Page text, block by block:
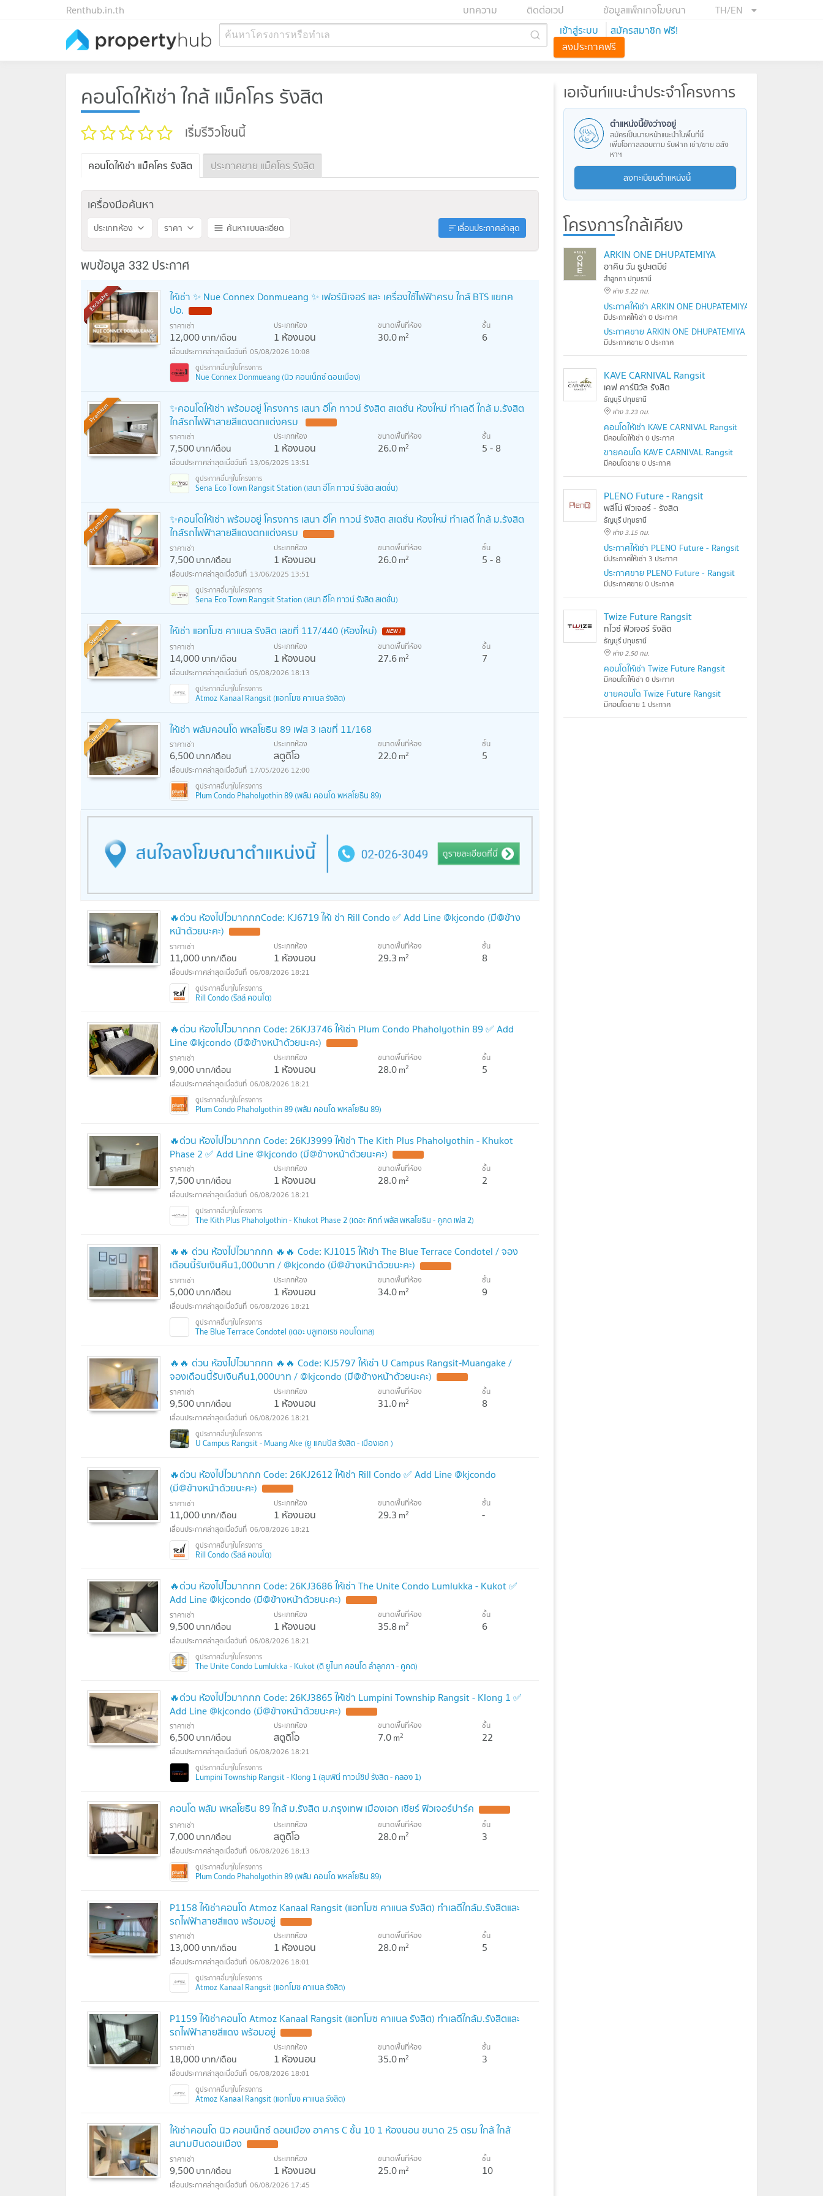
TH/EN
ข้อมูลแพ็กเกจโฆษณา
ติดต่อเวป
บทความ
Renthub.in.th
ค้นหาโครงการหรือทำเล เข้าสู่ระบบ
สมัครสมาชิก ฟรี!
ลงประกาศฟรี
คอนโดให้เช่า ใกล้ แม็คโคร รังสิต
เริ่มรีวิวโซนนี้
คอนโดให้เช่า แม็คโคร รังสิต ประกาศขาย แม็คโคร รังสิต
เครื่องมือค้นหา
ประเภทห้อง ราคา ค้นหาแบบละเอียด เลื่อนประกาศล่าสุด
พบข้อมูล 332 ประกาศ
Exclusive
ให้เช่า ✨ Nue Connex Donmueang ✨ เฟอร์นิเจอร์ และ เครื่องใช้ไฟฟ้าครบ ใกล้ BTS แยกค
ปอ.
ราคาเช่า
12,000บาท/เดือน
ประเภทห้อง
1 ห้องนอน
ขนาดพื้นที่ห้อง
30.0m2
ชั้น
6
05/08/2026 10:08
Nue Connex Donmueang (นิว คอนเน็กซ์ ดอนเมือง)
Premium
✨คอนโดให้เช่า พร้อมอยู่ โครงการ เสนา อีโค ทาวน์ รังสิต สเตชั่น ห้องใหม่ ทำเลดี ใกล้ ม.รังสิต
ใกล้รถไฟฟ้าสายสีแดงตกแต่งครบ
ราคาเช่า
7,500บาท/เดือน
ประเภทห้อง
1 ห้องนอน
ขนาดพื้นที่ห้อง
26.0m2
ชั้น
5 - 8
13/06/2025 13:51
Sena Eco Town Rangsit Station (เสนา อีโค ทาวน์ รังสิต สเตชั่น)
Premium
✨คอนโดให้เช่า พร้อมอยู่ โครงการ เสนา อีโค ทาวน์ รังสิต สเตชั่น ห้องใหม่ ทำเลดี ใกล้ ม.รังสิต
ใกล้รถไฟฟ้าสายสีแดงตกแต่งครบ
ราคาเช่า
7,500บาท/เดือน
ประเภทห้อง
1 ห้องนอน
ขนาดพื้นที่ห้อง
26.0m2
ชั้น
5 - 8
13/06/2025 13:51
Sena Eco Town Rangsit Station (เสนา อีโค ทาวน์ รังสิต สเตชั่น)
Standard ให้เช่า แอทโมซ คาแนล รังสิต เลขที่ 117/440 (ห้องใหม่) NEW !
ราคาเช่า
14,000บาท/เดือน
ประเภทห้อง
1 ห้องนอน
ขนาดพื้นที่ห้อง
27.6m2
ชั้น
7
05/08/2026 18:13
Atmoz Kanaal Rangsit (แอทโมซ คาแนล รังสิต)
Standard ให้เช่า พลัมคอนโด พหลโยธิน 89 เฟส 3 เลขที่ 11/168
ราคาเช่า
6,500บาท/เดือน
ประเภทห้อง
สตูดิโอ
ขนาดพื้นที่ห้อง
22.0m2
ชั้น
5
17/05/2026 12:00
Plum Condo Phaholyothin 89 (พลัม คอนโด พหลโยธิน 89)
🔥ด่วน ห้องไปไวมากกกCode: KJ6719 ให้เ ช่า Rill Condo ✅ Add Line @kjcondo (มี@ข้าง
หน้าด้วยนะคะ)
ราคาเช่า
11,000บาท/เดือน
ประเภทห้อง
1 ห้องนอน
ขนาดพื้นที่ห้อง
29.3 m2
ชั้น
8
06/08/2026 18:21
Rill Condo (ริลล์ คอนโด)
🔥ด่วน ห้องไปไวมากกก Code: 26KJ3746 ให้เช่า Plum Condo Phaholyothin 89 ✅ Add
Line @kjcondo (มี@ข้างหน้าด้วยนะคะ)
ราคาเช่า
9,000บาท/เดือน
ประเภทห้อง
1 ห้องนอน
ขนาดพื้นที่ห้อง
28.0m2
ชั้น
5
06/08/2026 18:21
Plum Condo Phaholyothin 89 (พลัม คอนโด พหลโยธิน 89)
🔥ด่วน ห้องไปไวมากกก Code: 26KJ3999 ให้เช่า The Kith Plus Phaholyothin - Khukot
Phase 2 ✅ Add Line @kjcondo (มี@ข้างหน้าด้วยนะคะ)
ราคาเช่า
7,500บาท/เดือน
ประเภทห้อง
1 ห้องนอน
ขนาดพื้นที่ห้อง
28.0m2
ชั้น
2
06/08/2026 18:21
The Kith Plus Phaholyothin - Khukot Phase 2 (เดอะ คิทท์ พลัส พหลโยธิน - คูคต เฟส 2)
🔥🔥 ด่วน ห้องไปไวมากกก 🔥🔥 Code: KJ1015 ให้เช่า The Blue Terrace Condotel / จอง
เดือนนี้รับเงินคืน1,000บาท / @kjcondo (มี@ข้างหน้าด้วยนะคะ)
ราคาเช่า
5,000บาท/เดือน
ประเภทห้อง
1 ห้องนอน
ขนาดพื้นที่ห้อง
34.0m2
ชั้น
9
06/08/2026 18:21
The Blue Terrace Condotel (เดอะ บลูเทอเรซ คอนโดเทล)
🔥🔥 ด่วน ห้องไปไวมากกก 🔥🔥 Code: KJ5797 ให้เช่า U Campus Rangsit-Muangake /
จองเดือนนี้รับเงินคืน1,000บาท / @kjcondo (มี@ข้างหน้าด้วยนะคะ)
ราคาเช่า
9,500บาท/เดือน
ประเภทห้อง
1 ห้องนอน
ขนาดพื้นที่ห้อง
31.0m2
ชั้น
8
06/08/2026 18:21
U Campus Rangsit - Muang Ake (ยู แคมปัส รังสิต - เมืองเอก )
🔥ด่วน ห้องไปไวมากกก Code: 26KJ2612 ให้เช่า Rill Condo ✅ Add Line @kjcondo
(มี@ข้างหน้าด้วยนะคะ)
ราคาเช่า
11,000บาท/เดือน
ประเภทห้อง
1 ห้องนอน
ขนาดพื้นที่ห้อง
29.3 m2
ชั้น
-
06/08/2026 18:21
Rill Condo (ริลล์ คอนโด)
🔥ด่วน ห้องไปไวมากกก Code: 26KJ3686 ให้เช่า The Unite Condo Lumlukka - Kukot ✅
Add Line @kjcondo (มี@ข้างหน้าด้วยนะคะ)
ราคาเช่า
9,500บาท/เดือน
ประเภทห้อง
1 ห้องนอน
ขนาดพื้นที่ห้อง
35.8 m2
ชั้น
6
06/08/2026 18:21
The Unite Condo Lumlukka - Kukot (ดิ ยูไนท คอนโด ลำลูกกา - คูคต)
🔥ด่วน ห้องไปไวมากกก Code: 26KJ3865 ให้เช่า Lumpini Township Rangsit - Klong 1 ✅
Add Line @kjcondo (มี@ข้างหน้าด้วยนะคะ)
ราคาเช่า
6,500บาท/เดือน
ประเภทห้อง
สตูดิโอ
ขนาดพื้นที่ห้อง
7.0m2
ชั้น
22
06/08/2026 18:21
Lumpini Township Rangsit - Klong 1 (ลุมพินี ทาวน์ชิป รังสิต - คลอง 1)
คอนโด พลัม พหลโยธิน 89 ใกล้ ม.รังสิต ม.กรุงเทพ เมืองเอก เซียร์ ฟิวเจอร์ปาร์ค
ราคาเช่า
7,000บาท/เดือน
ประเภทห้อง
สตูดิโอ
ขนาดพื้นที่ห้อง
28.0m2
ชั้น
3
06/08/2026 18:13
Plum Condo Phaholyothin 89 (พลัม คอนโด พหลโยธิน 89)
P1158 ให้เช่าคอนโด Atmoz Kanaal Rangsit (แอทโมซ คาแนล รังสิต) ทำเลดีใกล้ม.รังสิตและ
รถไฟฟ้าสายสีแดง พร้อมอยู่
ราคาเช่า
13,000บาท/เดือน
ประเภทห้อง
1 ห้องนอน
ขนาดพื้นที่ห้อง
28.0m2
ชั้น
5
06/08/2026 18:01
Atmoz Kanaal Rangsit (แอทโมซ คาแนล รังสิต)
P1159 ให้เช่าคอนโด Atmoz Kanaal Rangsit (แอทโมซ คาแนล รังสิต) ทำเลดีใกล้ม.รังสิตและ
รถไฟฟ้าสายสีแดง พร้อมอยู่
ราคาเช่า
18,000บาท/เดือน
ประเภทห้อง
1 ห้องนอน
ขนาดพื้นที่ห้อง
35.0m2
ชั้น
3
06/08/2026 18:01
Atmoz Kanaal Rangsit (แอทโมซ คาแนล รังสิต)
ให้เช่าคอนโด นิว คอนเน็กซ์ ดอนเมือง อาคาร C ชั้น 10 1 ห้องนอน ขนาด 25 ตรม ใกล้ ใกล้
สนามบินดอนเมือง
ราคาเช่า
9,500บาท/เดือน
ประเภทห้อง
1 ห้องนอน
ขนาดพื้นที่ห้อง
25.0m2
ชั้น
10
06/08/2026 17:45
เอเจ้นท์แนะนำประจำโครงการ
ตำแหน่งนี้ยังว่างอยู่
สมัครเป็นนายหน้าแนะนำในพื้นที่นี้
เพิ่มโอกาสสอบถาม รับฝาก เช่า/ขาย อสัง
หาฯ
ลงทะเบียนตำแหน่งนี้
โครงการใกล้เคียง
ARKIN ONE DHUPATEMIYA
อาคิน วัน ธูปะเตมีย์
ลำลูกกา ปทุมธานี
ห่าง 5.22 กม.
ประกาศให้เช่า ARKIN ONE DHUPATEMIYA
มีประกาศให้เช่า 0 ประกาศ
ประกาศขาย ARKIN ONE DHUPATEMIYA
มีประกาศขาย 0 ประกาศ
KAVE CARNIVAL Rangsit
เคฟ คาร์นิวัล รังสิต
ธัญบุรี ปทุมธานี
ห่าง 3.23 กม.
คอนโดให้เช่า KAVE CARNIVAL Rangsit
มีคอนโดให้เช่า 0 ประกาศ
ขายคอนโด KAVE CARNIVAL Rangsit
มีคอนโดขาย 0 ประกาศ
PLENO Future - Rangsit
พลีโน่ ฟิวเจอร์ - รังสิต
ธัญบุรี ปทุมธานี
ห่าง 3.15 กม.
ประกาศให้เช่า PLENO Future - Rangsit
มีประกาศให้เช่า 3 ประกาศ
ประกาศขาย PLENO Future - Rangsit
มีประกาศขาย 0 ประกาศ
Twize Future Rangsit
ทไวซ์ ฟิวเจอร์ รังสิต
ธัญบุรี ปทุมธานี
ห่าง 2.50 กม.
คอนโดให้เช่า Twize Future Rangsit
มีคอนโดให้เช่า 0 ประกาศ
ขายคอนโด Twize Future Rangsit
มีคอนโดขาย 1 ประกาศ